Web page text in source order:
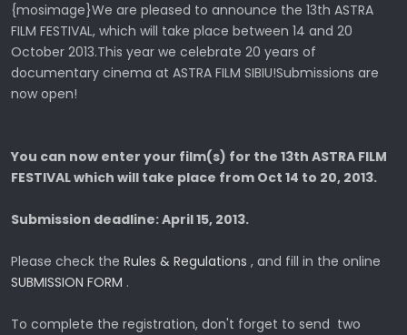
{mosimage}We are pleased to announce the 13th ASTRA
FILM FESTIVAL, which will take place between 14 and 20
October 2013.This year we celebrate 20 years of
documentary cinema at ASTRA FILM SIBIU!Submissions are
now open!
You can now enter your film(s) for the 13th ASTRA FILM
FESTIVAL which will take place from Oct 14 to 20, 2013.
Submission deadline: April 15, 2013.
Please check the Rules & Regulations , and fill in the online
SUBMISSION FORM .
To complete the registration, don't forget to send two